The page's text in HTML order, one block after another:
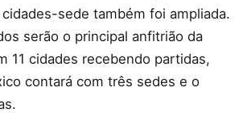
sede também foi ampliada.
serão o principal anfitrião da
11 cidades recebendo partidas,
contará com três sedes e o